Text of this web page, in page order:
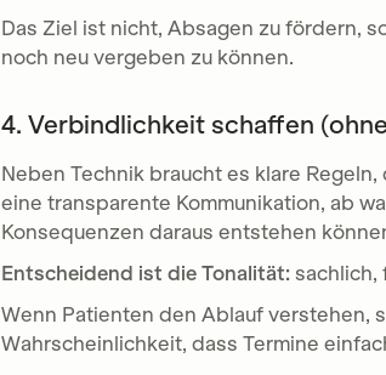
Das Ziel ist nicht, Absagen zu fördern,
noch neu vergeben zu können.
4. Verbindlichkeit schaffen
Neben Technik braucht es klare
eine transparente Kommunikation, ab
Konsequenzen daraus entstehen
Entscheidend ist die Tonalität: sachlich,
Wenn Patienten den Ablauf verstehen,
Wahrscheinlichkeit, dass Termine